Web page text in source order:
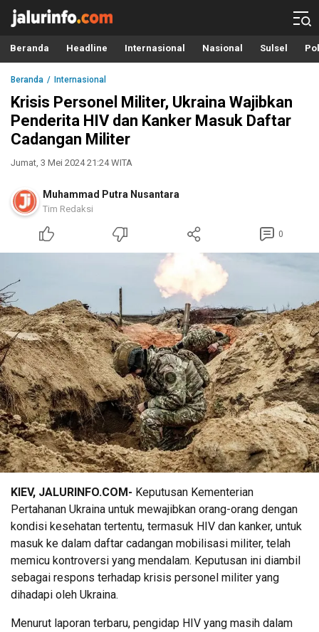
Info Terbaru, Berita Terkini Hari Ini, Jalurinfo.com
Terkini, Akurat dan Terpercaya
Beranda Headline Internasional Nasional Sulsel
Beranda Internasional
Krisis Personel Militer, Ukraina Wajibkan
Penderita HIV dan Kanker Masuk Daftar
Cadangan Militer
Jumat, 3 Mei 2024 21:24 WITA
Muhammad Putra Nusantara
Tim Redaksi
0
KIEV, JALURINFO.COM- Keputusan Kementerian
Pertahanan Ukraina untuk mewajibkan orang-orang dengan
kondisi kesehatan tertentu, termasuk HIV dan kanker, untuk
masuk ke dalam daftar cadangan mobilisasi militer, telah
memicu kontroversi yang mendalam. Keputusan ini diambil
sebagai respons terhadap krisis personel militer yang
dihadapi oleh Ukraina.
Menurut laporan terbaru, pengidap HIV yang masih dalam